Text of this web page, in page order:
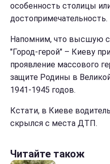
особенность столицы
достопримечательность.
Напомним, что высшую
"Город-герой" – Киеву
проявление массового
защите Родины в
1941-1945 годов.
Кстати, в Киеве
скрылся с места ДТП.
Читайте також